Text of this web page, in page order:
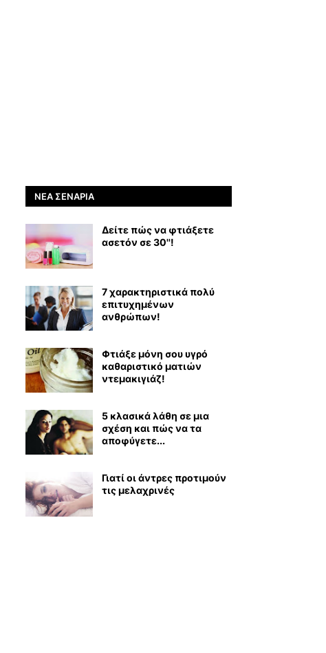
ΝΈΑ ΣΕΝΆΡΙΑ
Δείτε πώς να φτιάξετε
ασετόν σε 30''!
7 χαρακτηριστικά πολύ
επιτυχημένων
ανθρώπων!
Φτιάξε μόνη σου υγρό
καθαριστικό ματιών
ντεμακιγιάζ!
5 κλασικά λάθη σε μια
σχέση και πώς να τα
αποφύγετε...
Γιατί οι άντρες προτιμούν
τις μελαχρινές